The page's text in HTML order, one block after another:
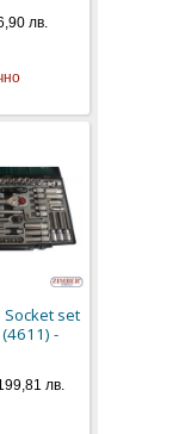
лв.
set
(4611) -
лв.